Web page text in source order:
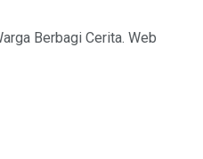
Berbagi Cerita. Web